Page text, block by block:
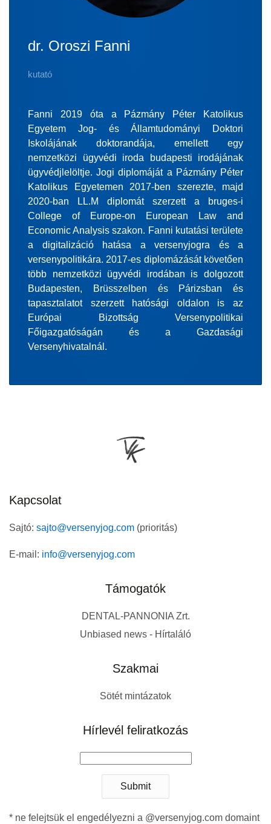
dr. Oroszi Fanni
kutató
Fanni 2019 óta a Pázmány Péter Katolikus
Egyetem Jog- és Államtudományi Doktori
Iskolájának doktorandája, emellett egy
nemzetközi ügyvédi iroda budapesti irodájának
ügyvédjlelöltje. Jogi diplomáját a Pázmány Péter
Katolikus Egyetemen 2017-ben szerezte, majd
2020-ban LL.M diplomát szerzett a bruges-i
College of Europe-on European Law and
Economic Analysis szakon. Fanni kutatási területe
a digitalizáció hatása a versenyjogra és a
versenypolitikára. 2017-es diplomázását követően
több nemzetközi ügyvédi irodában is dolgozott
Budapesten, Brüsszelben és Párizsban és
tapasztalatot szerzett hatósági oldalon is az
Európai Bizottság Versenypolitikai
Főigazgatóságán és a Gazdasági
Versenyhivatalnál.
Kapcsolat
Sajtó: sajto@versenyjog.com (prioritás)
E-mail: info@versenyjog.com
Támogatók
DENTAL-PANNONIA Zrt.
Unbiased news - Hírtaláló
Szakmai
Sötét mintázatok
Hírlevél feliratkozás
Submit
* ne felejtsük el engedélyezni a @versenyjog.com domaint